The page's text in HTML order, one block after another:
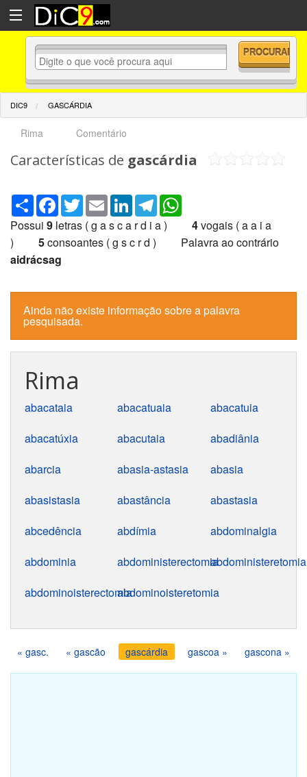
DIC9 GASCÁRDIA
Rima Comentário
Características de gascárdia
ShareFacebook
TwitterEmailLinkedInTelegram
Possui 9 letras ( g a s c a r d i a ) 4vogais ( a a i a
) 5consoantes ( g s c r d ) Palavra ao contrário
aidrácsag
Ainda não existe informação sobre a palavra
pesquisada.
Rima
abacataia abacatuaia
abacatuia
abacatúxia
abacutaia
abadiânia
abarcia
abasia-astasia
abasia
abasistasia
abastância
abastasia
abcedência
abdímia
abdominalgia
abdominia
abdoministerectomiaabdoministeretomia
abdominoisterectomiaabdominoisteretomia
« gasc. « gascão gascárdia gascoa » gascona »